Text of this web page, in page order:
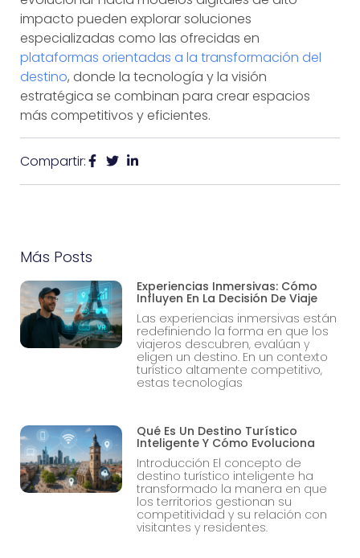
impacto pueden explorar soluciones
especializadas como las ofrecidas en
plataformas orientadas a la transformación del
destino, donde la tecnología y la visión
estratégica se combinan para crear espacios
más competitivos y eficientes.
Compartir:
Más Posts
Experiencias Inmersivas: Cómo
Influyen En La Decisión De Viaje
Las experiencias inmersivas están
redefiniendo la forma en que los
viajeros descubren, evalúan y
eligen un destino. En un contexto
turístico altamente competitivo,
estas tecnologías
Qué Es Un Destino Turístico
Inteligente Y Cómo Evoluciona
Introducción El concepto de
destino turístico inteligente ha
transformado la manera en que
los territorios gestionan su
competitividad y su relación con
visitantes y residentes.